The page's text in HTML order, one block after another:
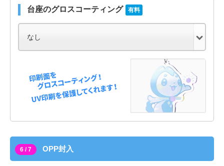
台座のグロスコーティング 有料
6 / 7 OPP封入